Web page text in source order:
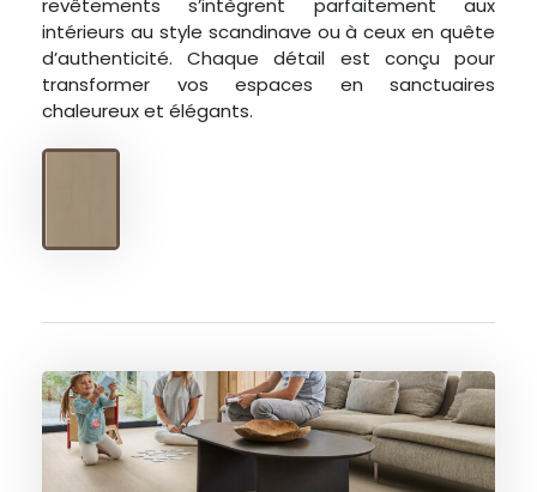
revêtements s’intègrent parfaitement aux
intérieurs au style scandinave ou à ceux en quête
d’authenticité. Chaque détail est conçu pour
transformer vos espaces en sanctuaires
chaleureux et élégants.